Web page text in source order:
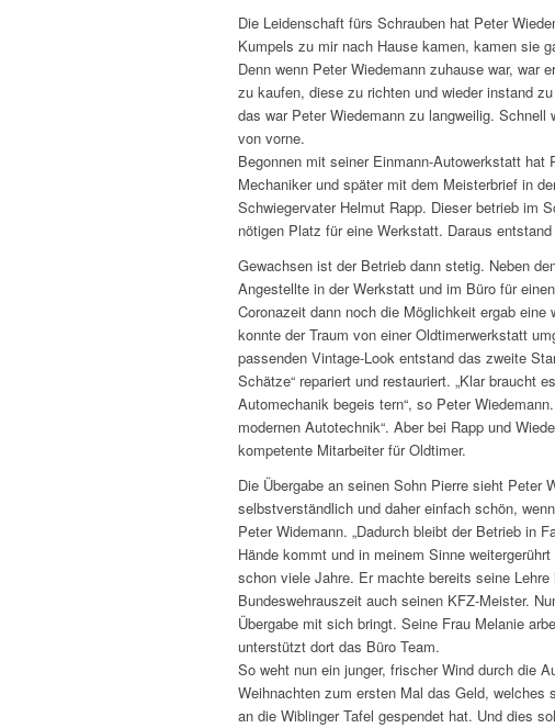
Die Leidenschaft fürs Schrauben hat Peter
Kumpels zu mir nach Hause kamen, kamen sie
Denn wenn Peter Wiedemann zuhause war, war
zu kaufen, diese zu richten und wieder instand
das war Peter Wiedemann zu langweilig. Schnell
von vorne.
Begonnen mit seiner Einmann-Autowerkstatt
Mechaniker und später mit dem Meisterbrief in
Schwiegervater Helmut Rapp. Dieser betrieb im
nötigen Platz für eine Werkstatt. Daraus
Gewachsen ist der Betrieb dann stetig. Neben
Angestellte in der Werkstatt und im Büro für
Coronazeit dann noch die Möglichkeit ergab
konnte der Traum von einer Oldtimerwerkstatt
passenden Vintage-Look entstand das zweite
Schätze“ repariert und restauriert. „Klar braucht
Automechanik begeis tern“, so Peter
modernen Autotechnik“. Aber bei Rapp und
kompetente Mitarbeiter für Oldtimer.
Die Übergabe an seinen Sohn Pierre sieht Peter
selbstverständlich und daher einfach schön,
Peter Widemann. „Dadurch bleibt der Betrieb in
Hände kommt und in meinem Sinne
schon viele Jahre. Er machte bereits seine
Bundeswehrauszeit auch seinen KFZ-Meister.
Übergabe mit sich bringt. Seine Frau Melanie
unterstützt dort das Büro Team.
So weht nun ein junger, frischer Wind durch die
Weihnachten zum ersten Mal das Geld, welches
an die Wiblinger Tafel gespendet hat. Und dies